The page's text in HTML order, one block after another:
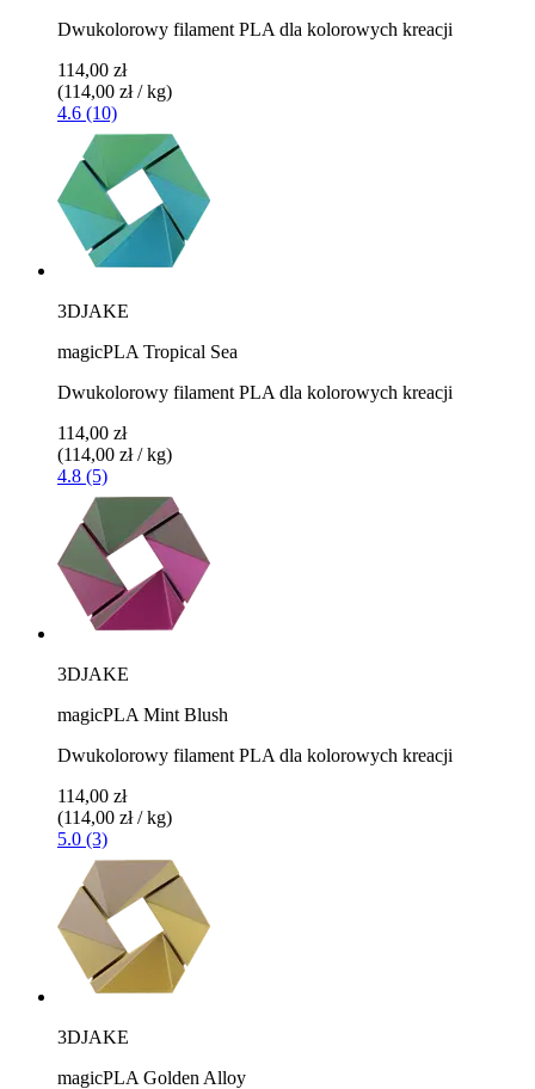
Dwukolorowy filament PLA dla kolorowych kreacji
114,00 zł
(114,00 zł / kg)
4.6 (10)
3DJAKE
magicPLA Tropical Sea
Dwukolorowy filament PLA dla kolorowych kreacji
114,00 zł
(114,00 zł / kg)
4.8 (5)
3DJAKE
magicPLA Mint Blush
Dwukolorowy filament PLA dla kolorowych kreacji
114,00 zł
(114,00 zł / kg)
5.0 (3)
3DJAKE
magicPLA Golden Alloy